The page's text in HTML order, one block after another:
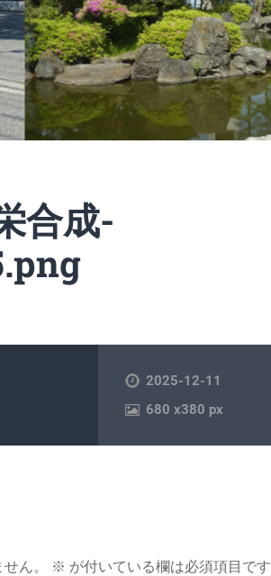
合成-
2025-12-11
680x380 px
ん。 ※ が付いている欄は必須項目です